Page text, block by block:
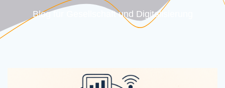
Blog für Gesellschaft und Digitalisierung